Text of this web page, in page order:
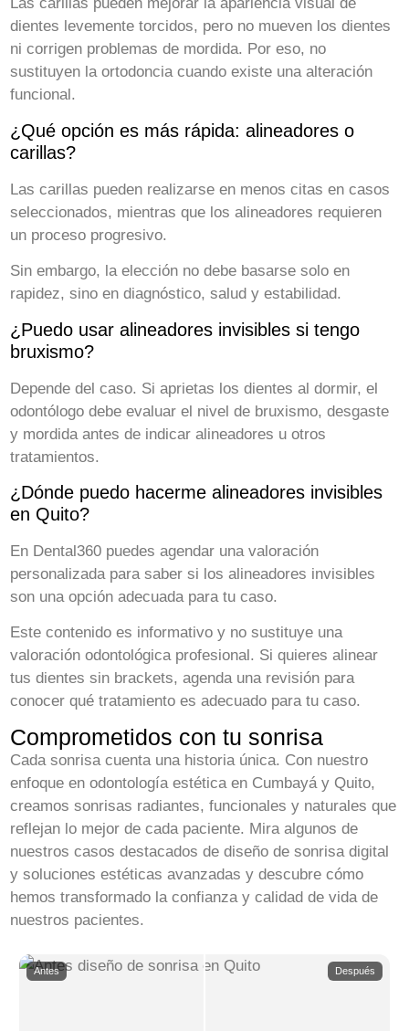
Las carillas pueden mejorar la apariencia visual de
dientes levemente torcidos, pero no mueven los dientes
ni corrigen problemas de mordida. Por eso, no
sustituyen la ortodoncia cuando existe una alteración
funcional.
¿Qué opción es más rápida: alineadores o
carillas?
Las carillas pueden realizarse en menos citas en casos
seleccionados, mientras que los alineadores requieren
un proceso progresivo.
Sin embargo, la elección no debe basarse solo en
rapidez, sino en diagnóstico, salud y estabilidad.
¿Puedo usar alineadores invisibles si tengo
bruxismo?
Depende del caso. Si aprietas los dientes al dormir, el
odontólogo debe evaluar el nivel de bruxismo, desgaste
y mordida antes de indicar alineadores u otros
tratamientos.
¿Dónde puedo hacerme alineadores invisibles
en Quito?
En Dental360 puedes agendar una valoración
personalizada para saber si los alineadores invisibles
son una opción adecuada para tu caso.
Este contenido es informativo y no sustituye una
valoración odontológica profesional. Si quieres alinear
tus dientes sin brackets, agenda una revisión para
conocer qué tratamiento es adecuado para tu caso.
Comprometidos con tu sonrisa
Cada sonrisa cuenta una historia única. Con nuestro
enfoque en odontología estética en Cumbayá y Quito,
creamos sonrisas radiantes, funcionales y naturales que
reflejan lo mejor de cada paciente. Mira algunos de
nuestros casos destacados de diseño de sonrisa digital
y soluciones estéticas avanzadas y descubre cómo
hemos transformado la confianza y calidad de vida de
nuestros pacientes.
Antes Después